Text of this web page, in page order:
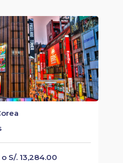
S/. 13,284.00